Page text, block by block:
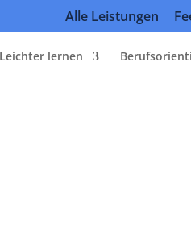
Alle Leistungen
Leichter lernen